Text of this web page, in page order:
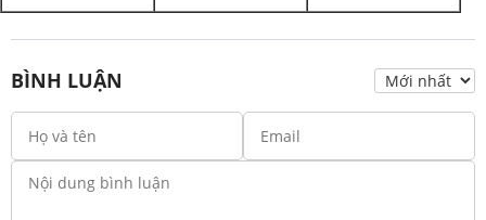
BÌNH LUẬN